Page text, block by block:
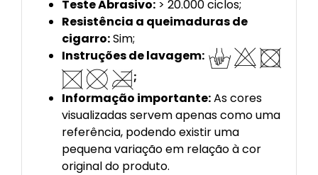
Teste Abrasivo:> 20.000 ciclos;
Resistência a queimaduras de
cigarro:Sim;
Instruções de lavagem:
;
Informação importante:As cores
visualizadas servem apenas como uma
referência, podendo existir uma
pequena variação em relação à cor
original do produto.